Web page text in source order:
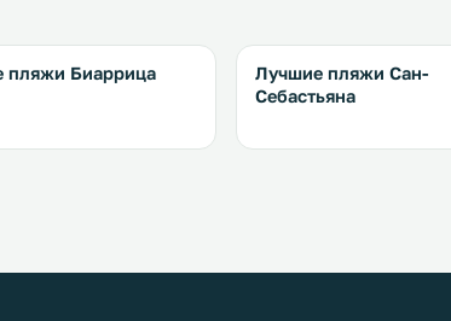
пляжи Биаррица
Лучшие пляжи Сан-
Себастьяна